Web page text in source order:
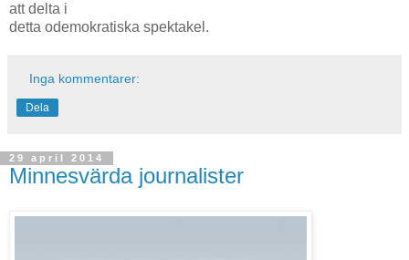
att delta i
detta odemokratiska spektakel.
Inga kommentarer:
Dela
29 april 2014
Minnesvärda journalister